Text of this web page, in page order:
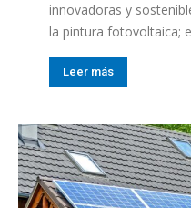
innovadoras y
la pintura fotovoltaica;
Leer más